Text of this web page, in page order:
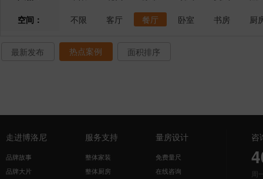
空间：
不限 客厅 餐厅 卧室 书房 厨
最新发布 热点案例 面积排序
走进博洛尼
品牌故事
品牌大片
服务支持
整体家装
整体厨房
量房设计
免费量尺
在线咨询
咨
周